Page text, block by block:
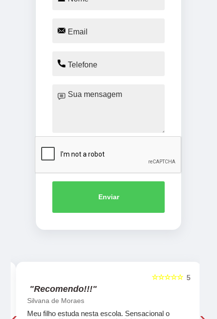
Enviar
5
☆☆☆☆☆
"Recomendo!!!"
Silvana de Moraes
Meu filho estuda nesta escola. Sensacional o